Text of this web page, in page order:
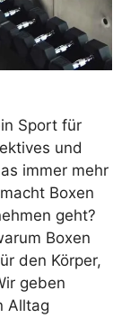
Sport für
und
immer mehr
Boxen
geht?
Boxen
den Körper,
geben
Alltag